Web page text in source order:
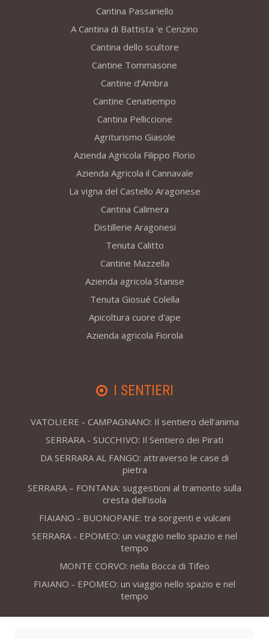
Cantina Passariello
A Cantina di Battista 'e Cenzino
Cantina dello scultore
Cantine Tommasone
Cantine d’Ambra
Cantine Cenatiempo
Cantina Pelliccione
Agriturismo Giasole
Azienda Agricola Filippo Florio
Azienda Agricola il Cannavale
La vigna del Castello Aragonese
Cantina Calimera
Distillerie Aragonesi
Tenuta Calitto
Cantine Mazzella
Azienda agricola Stanise
Tenuta Giosué Colella
Apicoltura cuore d'ape
Azienda agricola Fiorola
I SENTIERI
VATOLIERE - CAMPAGNANO: Il sentiero dell’anima
SERRARA - SUCCHIVO: Il Sentiero dei Pirati
DA SERRARA AL FANGO: attraverso le case di
pietra
SERRARA – FONTANA: suggestioni al tramonto sulla
cresta dell’isola
FIAIANO - BUONOPANE: tra sorgenti e vulcani
SERRARA - EPOMEO: un viaggio nello spazio e nel
tempo
MONTE CORVO: nella Bocca di Tifeo
FIAIANO - EPOMEO: un viaggio nello spazio e nel
tempo